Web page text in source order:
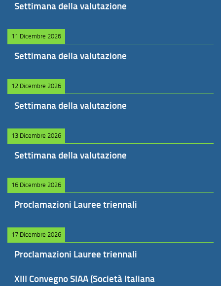
Settimana della valutazione
11 Dicembre 2026
Settimana della valutazione
12 Dicembre 2026
Settimana della valutazione
13 Dicembre 2026
Settimana della valutazione
16 Dicembre 2026
Proclamazioni Lauree triennali
17 Dicembre 2026
Proclamazioni Lauree triennali
XIII Convegno SIAA (Società Italiana